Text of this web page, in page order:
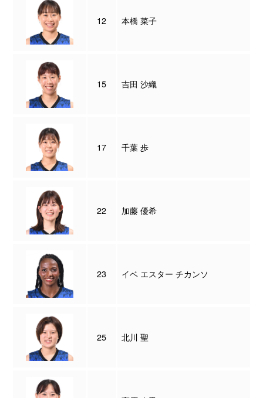
12 本橋 菜子
15 吉田 沙織
17 千葉 歩
22 加藤 優希
23 イベ エスター チカンソ
25 北川 聖